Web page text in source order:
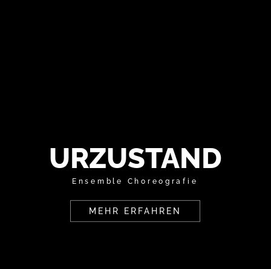
URZUSTAND
Ensemble Choreografie
MEHR ERFAHREN